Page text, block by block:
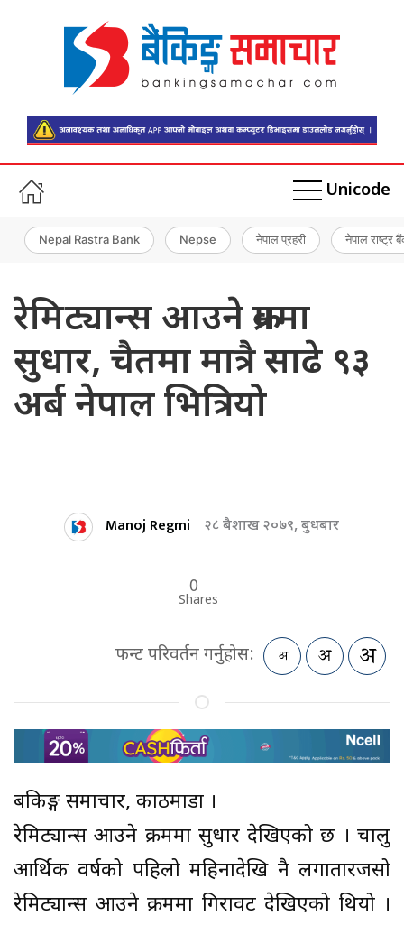
Unicode
Nepal Rastra Bank Nepse नेपाल प्रहरी नेपाल राष्ट्र
रेमिट्यान्स आउने क्रममा
सुधार, चैतमा मात्रै साढे ९३
अर्ब नेपाल भित्रियो
Manoj Regmi २८ बैशाख २०७९, बुधबार
0
Shares
फन्ट परिवर्तन गर्नुहोस:
बैंकिङ्ग समाचार, काठमाडौं ।
रेमिट्यान्स आउने क्रममा सुधार देखिएको छ । चालु
आर्थिक वर्षको पहिलो महिनादेखि नै लगातारजसो
रेमिट्यान्स आउने क्रममा गिरावट देखिएको थियो ।